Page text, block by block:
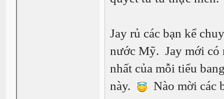
Jay rủ các bạn kể
nước Mỹ. Jay mới có
nhất của mỗi tiểu
này.
Nào mời các